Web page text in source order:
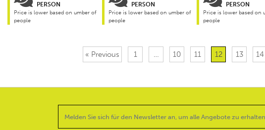
PERSON
Price is lower based on umber of
people
PERSON
Price is lower based on umber of
people
PERSON
Price is lower based on
people
« Previous 1 … 10 11 12 13 14